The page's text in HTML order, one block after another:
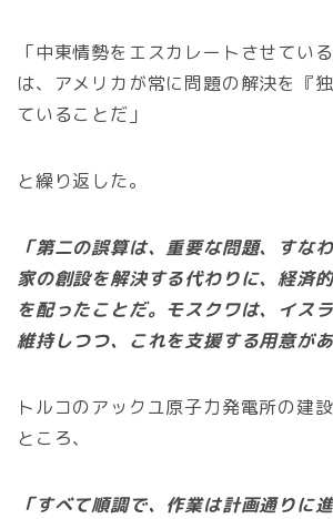
「中東情勢をエスカレートさせてい
は、アメリカが常に問題の解決を『
ていることだ」
と繰り返した。
「第二の誤算は、重要な問題、すな
家の創設を解決する代わりに、経済
を配ったことだ。モスクワは、イス
維持しつつ、これを支援する用意があ
トルコのアックユ原子力発電所の建
ところ、
「すべて順調で、作業は計画通りに